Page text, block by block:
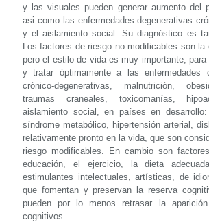
y las visuales pueden generar aumento del
asi como las enfermedades degenerativas
y el aislamiento social. Su diagnóstico es
Los factores de riesgo no modificables son la
pero el estilo de vida es muy importante,
y tratar óptimamente a las enfermedades
crónico-degenerativas, malnutrición,
traumas craneales, toxicomanías,
aislamiento social, en países en desarrollo:
síndrome metabólico, hipertensión arterial,
relativamente pronto en la vida, que son
riesgo modificables. En cambio son
educación, el ejercicio, la dieta
estimulantes intelectuales, artísticas, de
que fomentan y preservan la reserva
pueden por lo menos retrasar la
cognitivos.